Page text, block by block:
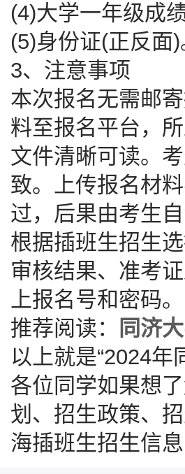
(4)大学一年级成
(5)身份证(正反面)
3、注意事项
本次报名无需邮
料至报名平台，
文件清晰可读。
致。上传报名材
过，后果由考生自
根据插班生招生
审核结果、准考
上报名号和密码。
推荐阅读：
同济
以上就是“2024
各位同学如果想
划、招生政策、
海插班生招生信